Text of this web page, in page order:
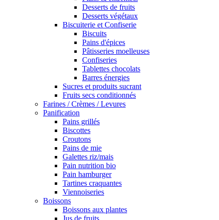
Desserts de fruits
Desserts végétaux
Biscuiterie et Confiserie
Biscuits
Pains d'épices
Pâtisseries moelleuses
Confiseries
Tablettes chocolats
Barres énergies
Sucres et produits sucrant
Fruits secs conditionnés
Farines / Crèmes / Levures
Panification
Pains grillés
Biscottes
Croutons
Pains de mie
Galettes riz/mais
Pain nutrition bio
Pain hamburger
Tartines craquantes
Viennoiseries
Boissons
Boissons aux plantes